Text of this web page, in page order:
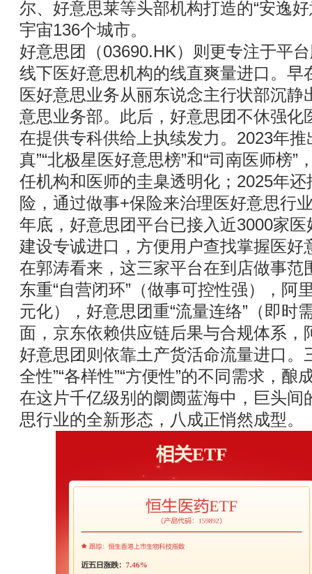
尔、好意思莱等头部机构打造的“安逸
宇宙136个城市。
好意思团（03690.HK）则更专注于平
线下医好意思机构的线直爽量进口。早
医好意思业务从丽东说念主行状部沉静
意思业务部。此后，好意思团不休强化
在提供专科供给上执续发力。2023年推
真”“北极星医好意思榜”和“司南医师榜
任机构和医师的圭臬透明化；2025年
险，通过做事+保险来治理医好意思行
年底，好意思团平台已接入近3000家
建设专诚进口，方便用户查找掌握医好
在郭涛看来，这三家平台在到店做事范
东重“自营闭环”（做事可控性强），阿
元化），好意思团重“流量连络”（即时
面，京东依赖供应链后果与合规体系，
好意思团则依靠土产货活命流量进口。
全性”“各样性”“方便性”的不同需求，酿
在这片千亿级别的阛阓蓝海中，巨头间
思行业的全新形态，八成正悄然成型。